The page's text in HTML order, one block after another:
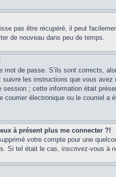
pas être récupéré, il peut
de nouveau dans peu de temps.
mot de passe. S’ils sont corrects,
les instructions que vous
; cette information était
électronique ou le courriel
à présent plus me connecter ?!
votre compte pour une
Si tel était le cas, inscrivez-vous